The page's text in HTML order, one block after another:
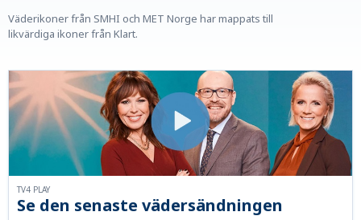
Väderikoner från SMHI och MET Norge har mappats till
likvärdiga ikoner från Klart.
Se den senaste vädersändningen
TV4 PLAY